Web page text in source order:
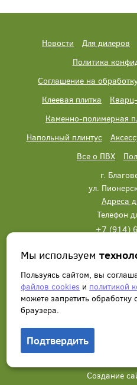
Новости Для дилеров
Политика
Соглашение на
Клеевая плитка
Каменно-полимерная
Напольный плинтус
Все о ПВХ
г.
ул.
Адреса
Телефон
+7 (914)
Написать нам
Создание
Мы используем
Пользуясь сайтом, вы
файлов cookies и политикой
можете запретить обработку
браузера.
Подтвердить